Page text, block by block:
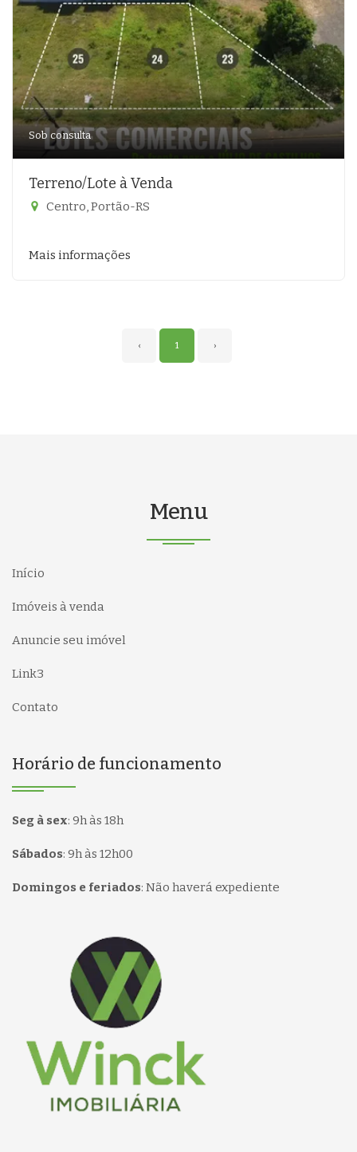
Sob consulta
Terreno/Lote à Venda
Centro, Portão-RS
Mais informações
‹ 1 ›
Menu
Início
Imóveis à venda
Anuncie seu imóvel
Link3
Contato
Horário de funcionamento
Seg à sex: 9h às 18h
Sábados: 9h às 12h00
Domingos e feriados: Não haverá expediente
Página inicial